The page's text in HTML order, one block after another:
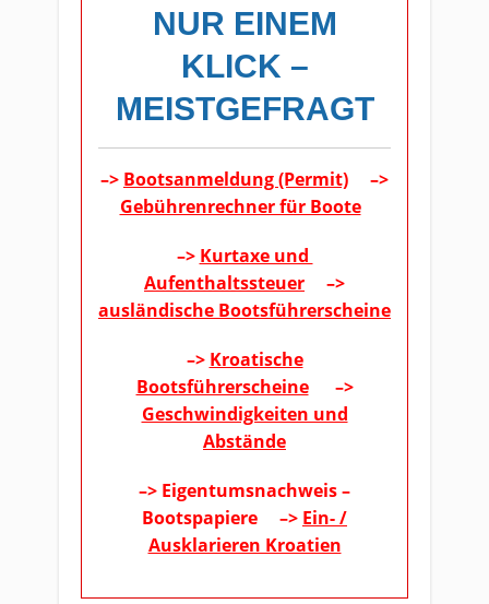
NUR EINEM
KLICK –
MEISTGEFRAGT
–> Bootsanmeldung (Permit) –>
Gebührenrechner für Boote
–> Kurtaxe und
Aufenthaltssteuer –>
ausländische Bootsführerscheine
–> Kroatische
Bootsführerscheine–>
Geschwindigkeiten und
Abstände
–> Eigentumsnachweis –
Bootspapiere –> Ein- /
Ausklarieren Kroatien